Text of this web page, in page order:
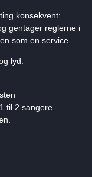
konsekvent:
gentager reglerne i
som en service.
lyd:
til 2 sangere